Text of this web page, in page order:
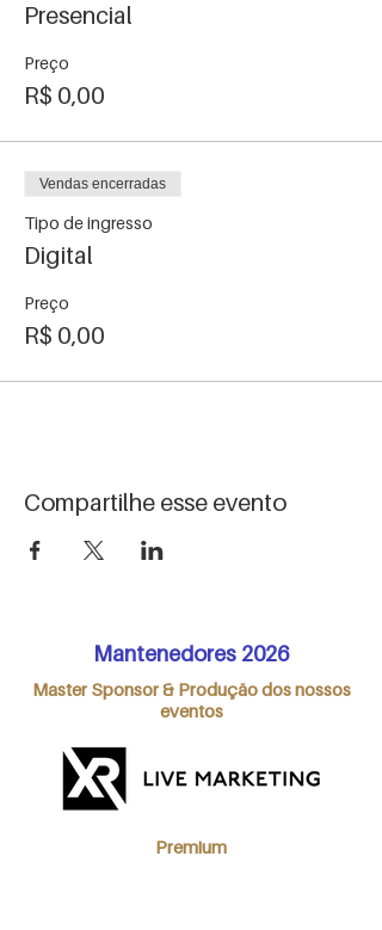
Presencial
Preço
R$ 0,00
Vendas encerradas
Tipo de ingresso
Digital
Preço
R$ 0,00
Compartilhe esse evento
Mantenedores 2026
Master Sponsor & Produção dos nossos
eventos
Premium